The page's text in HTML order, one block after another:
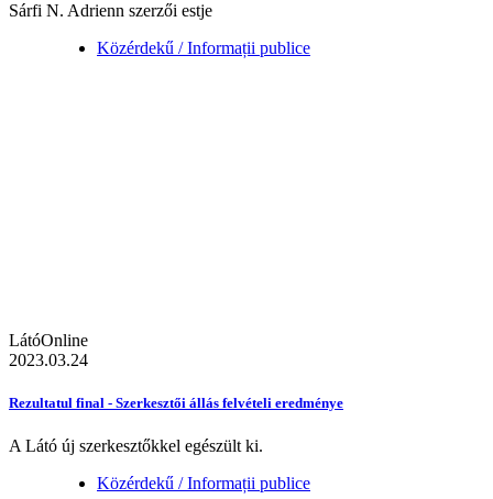
Sárfi N. Adrienn szerzői estje
Közérdekű / Informații publice
LátóOnline
2023.03.24
Rezultatul final - Szerkesztői állás felvételi eredménye
A Látó új szerkesztőkkel egészült ki.
Közérdekű / Informații publice